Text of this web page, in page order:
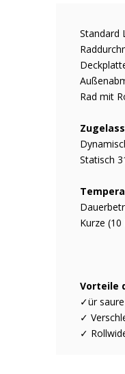
Standard
Rad mit
Statisch
Kurze
Vorteile
✓ür
✓
✓